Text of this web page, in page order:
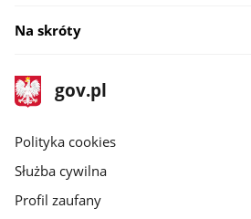
Na skróty
stopka
gov.pl
Strona
gov.pl
gov.pl
Polityka cookies
Służba cywilna
Profil zaufany